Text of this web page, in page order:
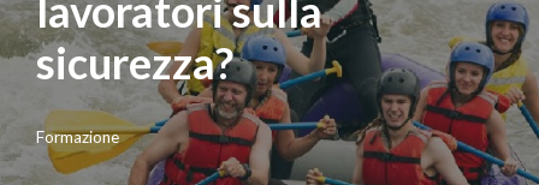
sicurezza?
Formazione